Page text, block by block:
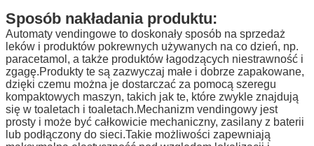
Sposób nakładania produktu:
Automaty vendingowe to doskonały sposób na sprzedaż
leków i produktów pokrewnych używanych na co dzień, np.
paracetamol, a także produktów łagodzących niestrawność i
zgagę.Produkty te są zazwyczaj małe i dobrze zapakowane,
dzięki czemu można je dostarczać za pomocą szeregu
kompaktowych maszyn, takich jak te, które zwykle znajdują
się w toaletach i toaletach.Mechanizm vendingowy jest
prosty i może być całkowicie mechaniczny, zasilany z baterii
lub podłączony do sieci.Takie możliwości zapewniają